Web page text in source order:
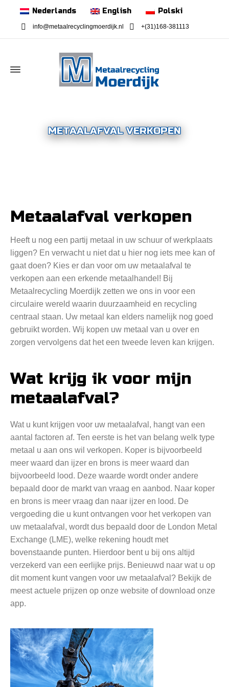
Nederlands English Polski
info@metaalrecyclingmoerdijk.nl +(31)168-381113
METAALAFVAL VERKOPEN
Metaalafval verkopen
Heeft u nog een partij metaal in uw schuur of werkplaats
liggen? En verwacht u niet dat u hier nog iets mee kan of
gaat doen? Kies er dan voor om uw metaalafval te
verkopen aan een erkende metaalhandel! Bij
Metaalrecycling Moerdijk zetten we ons in voor een
circulaire wereld waarin duurzaamheid en recycling
centraal staan. Uw metaal kan elders namelijk nog goed
gebruikt worden. Wij kopen uw metaal van u over en
zorgen vervolgens dat het een tweede leven kan krijgen.
Wat krijg ik voor mijn
metaalafval?
Wat u kunt krijgen voor uw metaalafval, hangt van een
aantal factoren af. Ten eerste is het van belang welk type
metaal u aan ons wil verkopen. Koper is bijvoorbeeld
meer waard dan ijzer en brons is meer waard dan
bijvoorbeeld lood. Deze waarde wordt onder andere
bepaald door de markt van vraag en aanbod. Naar koper
en brons is meer vraag dan naar ijzer en lood. De
vergoeding die u kunt ontvangen voor het verkopen van
uw metaalafval, wordt dus bepaald door de London Metal
Exchange (LME), welke rekening houdt met
bovenstaande punten. Hierdoor bent u bij ons altijd
verzekerd van een eerlijke prijs. Benieuwd naar wat u op
dit moment kunt vangen voor uw metaalafval? Bekijk de
meest actuele prijzen op onze website of download onze
app.